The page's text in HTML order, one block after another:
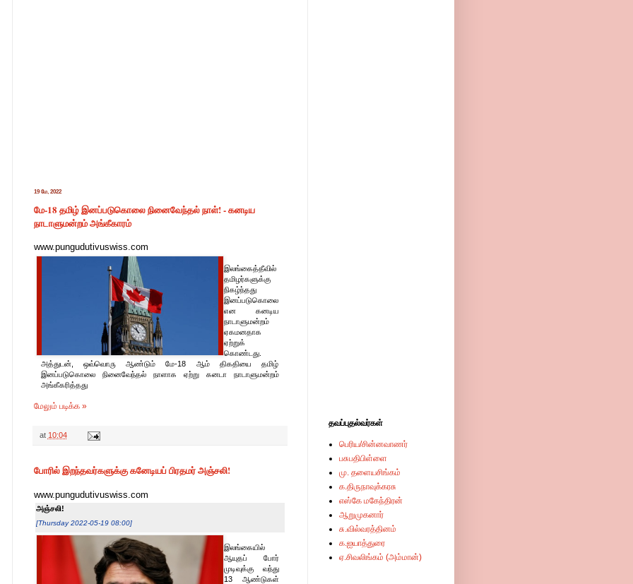
19 மே, 2022
மே-18 தமிழ் இனப்படுகொலை நினைவேந்தல் நாள்! - கனடிய
நாடாளுமன்றம் அங்கீகாரம்
www.pungudutivuswiss.com
இலங்கைத்தீவில்
தமிழர்களுக்கு
நிகழ்ந்தது
இனப்படுகொலை
என கனடிய
நாடாளுமன்றம்
ஏகமனதாக
ஏற்றுக்
கொண்டது.
அத்துடன், ஒவ்வொரு ஆண்டும் மே-18 ஆம் திகதியை தமிழ்
இனப்படுகொலை நினைவேந்தல் நாளாக ஏற்று கனடா நாடாளுமன்றம்
அங்கீகரித்தது
மேலும் படிக்க »
at 10:04
போரில் இறந்தவர்களுக்கு கனேடியப் பிரதமர் அஞ்சலி!
www.pungudutivuswiss.com
அஞ்சலி!
[Thursday 2022-05-19 08:00]
இலங்கையில்
ஆயுதப் போர்
முடிவுக்கு வந்து
13 ஆண்டுகள்
தவப்புதல்வர்கள்
பெரிய/சின்னவாணர்
பசுபதிபிள்ளை
மு. தளையசிங்கம்
க.திருநாவுக்கரசு
எஸ்கே மகேந்திரன்
ஆறுமுகனார்
சு.வில்வரத்தினம்
க.ஐயாத்துரை
ஏ.சிவலிங்கம் (அம்மான்)